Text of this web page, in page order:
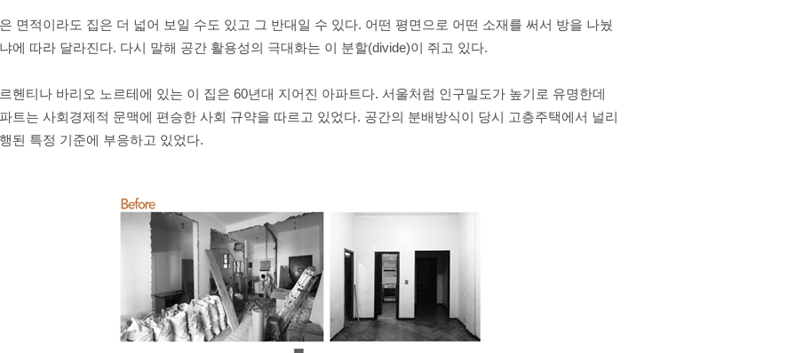
면적이라도 집은 더 넓어 보일 수도 있고 그 반대일 수 있다. 어떤 평면으로 어떤 소재를 써서 방을 나눴
에 따라 달라진다. 다시 말해 공간 활용성의 극대화는 이 분할(divide)이 쥐고 있다.
헨티나 바리오 노르테에 있는 이 집은 60년대 지어진 아파트다. 서울처럼 인구밀도가 높기로 유명한데
트는 사회경제적 문맥에 편승한 사회 규약을 따르고 있었다. 공간의 분배방식이 당시 고층주택에서 널리
된 특정 기준에 부응하고 있었다.